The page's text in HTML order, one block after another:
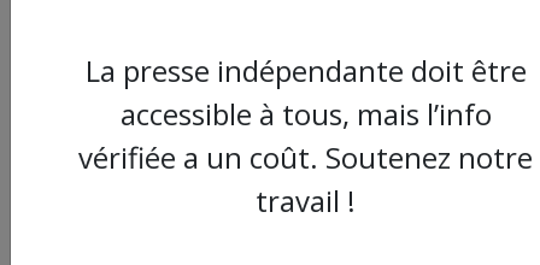
ARTICLE SUIVANT :
La presse indépendante doit être
accessible à tous, mais l’info
vérifiée a un coût. Soutenez notre
travail !